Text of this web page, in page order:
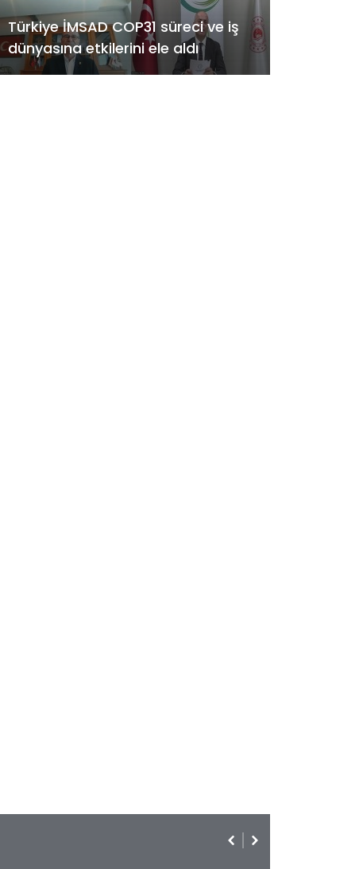
Türkiye İMSAD COP31 süreci ve iş
dünyasına etkilerini ele aldı